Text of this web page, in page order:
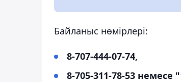
Байланыс нөмірлері:
8-707-444-07-74,
8-705-311-78-53 немесе